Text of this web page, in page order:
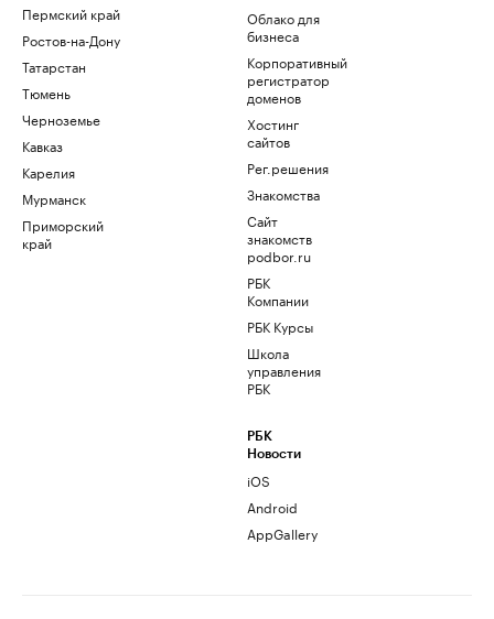
Пермский край
Ростов-на-Дону
Татарстан
Тюмень
Черноземье
Кавказ
Карелия
Мурманск
Приморский
край
Облако для
бизнеса
Корпоративный
регистратор
доменов
Хостинг
сайтов
Рег.решения
Знакомства
Сайт
знакомств
podbor.ru
РБК
Компании
РБК Курсы
Школа
управления
РБК
РБК
Новости
iOS
Android
AppGallery